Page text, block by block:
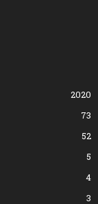
2020
73
52
5
4
3